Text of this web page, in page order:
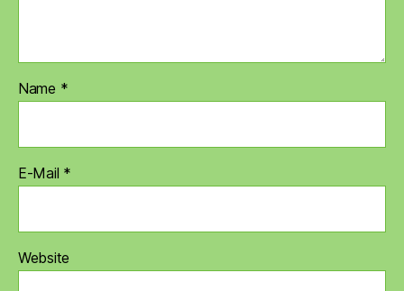
Name *
E-Mail *
Website